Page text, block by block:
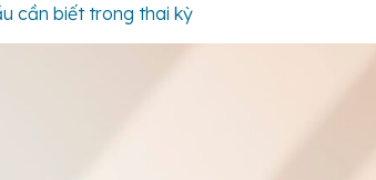
cần biết trong thai kỳ